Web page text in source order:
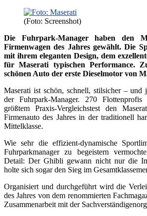
(Foto: Screenshot)
Die Fuhrpark-Manager haben den
Firmenwagen des Jahres gewählt. Die
mit ihrem eleganten Design, dem
für Maserati typischen Performance.
schönen Auto der erste Dieselmotor von
Maserati ist schön, schnell, stilsicher – und
der Fuhrpark-Manager. 270
größtem Praxis-Vergleichstest den
Firmenauto des Jahres in der traditionell
Mittelklasse.
Wie sehr die effizient-dynamische
Fuhrparkmanager zu begeistern
Detail: Der Ghibli gewann nicht nur die
holte sich sogar den Sieg im
Organisiert und durchgeführt wird die
des Jahres von dem renommierten
Zusammenarbeit mit der